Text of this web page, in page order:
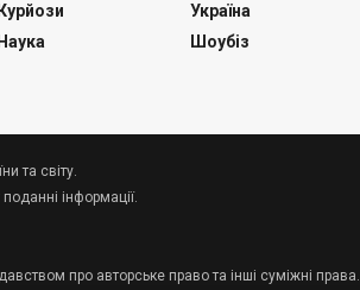
Курйози
Наука
Україна
Шоубіз
та світу.
інформації.
про авторське право та інші суміжні права.